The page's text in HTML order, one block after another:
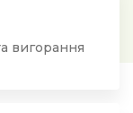
вигорання